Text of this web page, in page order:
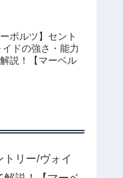
ーボルツ】セント
イドの強さ・能力
説！【マーベル
トリー/ヴォイ